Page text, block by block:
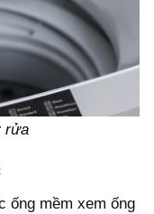
rửa
ống mềm xem ống